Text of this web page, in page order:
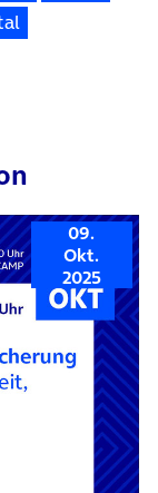
09.
Okt.
2025